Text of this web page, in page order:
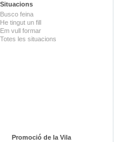
Situacions
Busco feina
He tingut un fill
Em vull formar
Totes les situacions
Promoció de la Vila